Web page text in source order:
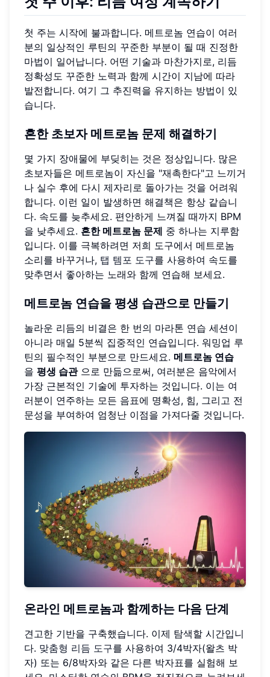
첫 주는 시작에 불과합니다. 메트로놈 연습이 여러
분의 일상적인 루틴의 꾸준한 부분이 될 때 진정한
마법이 일어납니다. 어떤 기술과 마찬가지로, 리듬
정확성도 꾸준한 노력과 함께 시간이 지남에 따라
발전합니다. 여기 그 추진력을 유지하는 방법이 있
습니다.
흔한 초보자 메트로놈 문제 해결하기
몇 가지 장애물에 부딪히는 것은 정상입니다. 많은
초보자들은 메트로놈이 자신을 "재촉한다"고 느끼거
나 실수 후에 다시 제자리로 돌아가는 것을 어려워
합니다. 이런 일이 발생하면 해결책은 항상 같습니
다. 속도를 늦추세요. 편안하게 느껴질 때까지 BPM
을 낮추세요. 흔한 메트로놈 문제 중 하나는 지루함
입니다. 이를 극복하려면 저희 도구에서 메트로놈
소리를 바꾸거나, 탭 템포 도구를 사용하여 속도를
맞추면서 좋아하는 노래와 함께 연습해 보세요.
메트로놈 연습을 평생 습관으로 만들기
놀라운 리듬의 비결은 한 번의 마라톤 연습 세션이
아니라 매일 5분씩 집중적인 연습입니다. 워밍업 루
틴의 필수적인 부분으로 만드세요. 메트로놈 연습
을 평생 습관으로 만듦으로써, 여러분은 음악에서
가장 근본적인 기술에 투자하는 것입니다. 이는 여
러분이 연주하는 모든 음표에 명확성, 힘, 그리고 전
문성을 부여하여 엄청난 이점을 가져다줄 것입니다.
온라인 메트로놈과 함께하는 다음 단계
견고한 기반을 구축했습니다. 이제 탐색할 시간입니
다. 맞춤형 리듬 도구를 사용하여 3/4박자(왈츠 박
자) 또는 6/8박자와 같은 다른 박자표를 실험해 보